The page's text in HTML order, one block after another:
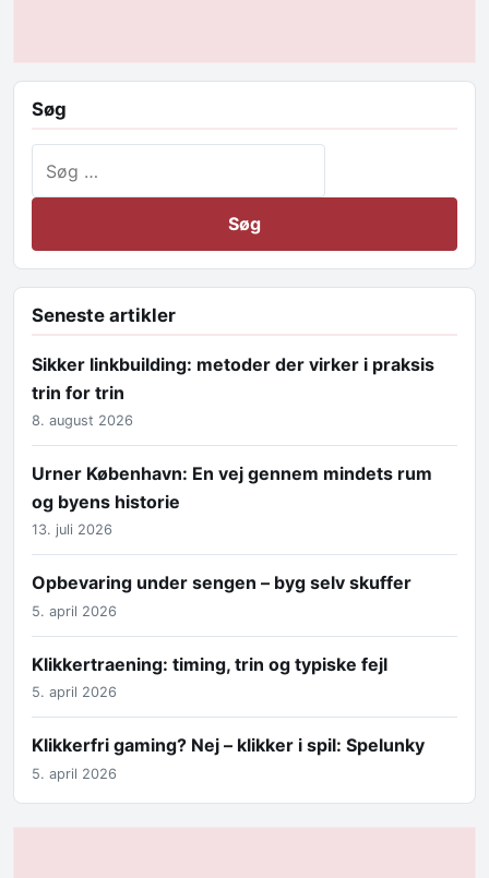
Søg
Seneste artikler
Sikker linkbuilding: metoder der virker i praksis
trin for trin
8. august 2026
Urner København: En vej gennem mindets rum
og byens historie
13. juli 2026
Opbevaring under sengen – byg selv skuffer
5. april 2026
Klikkertraening: timing, trin og typiske fejl
5. april 2026
Klikkerfri gaming? Nej – klikker i spil: Spelunky
5. april 2026